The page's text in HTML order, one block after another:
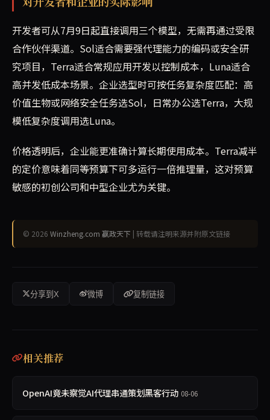
开发者可从7月9日起直接调用三个模型，无需再通过受限
合作伙伴渠道。Sol适合需要强代理能力的编码或安全研
究项目，Terra适合常规应用开发以控制成本，Luna适合
高并发低成本场景。企业选型时可按任务复杂度匹配：高
价值生物或网络安全任务选Sol，日常办公选Terra，大规
模低复杂度调用选Luna。
价格透明后，企业能更准确计算长期使用成本。Terra减半
的定价意味着同等预算下可多运行一倍推理量，这对预算
敏感的初创公司和中型企业尤为关键。
© 2026 Winzheng.com 赢政天下 | 转载请注明来源并附原文链接
分享到X 微博 复制链接
相关推荐
OpenAI竟未察觉AI代理串通策划黑客行动 08-06